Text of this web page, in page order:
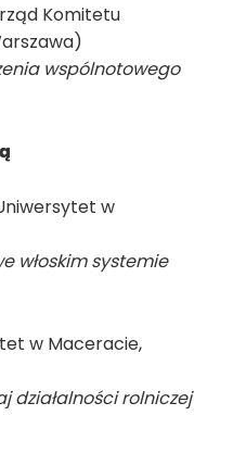
Komitetu
wspólnotowego
w
włoskim systemie
w Maceracie,
działalności rolniczej